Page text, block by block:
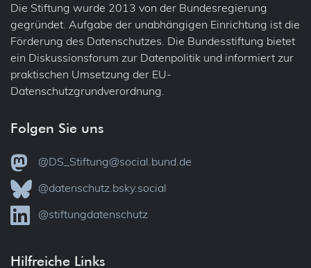
Die Stiftung wurde 2013 von der Bundesregierung
gegründet. Aufgabe der unabhängigen Einrichtung ist die
Förderung des Datenschutzes. Die Bundesstiftung bietet
ein Diskussionsforum zur Datenpolitik und informiert zur
praktischen Umsetzung der EU-
Datenschutzgrundverordnung.
Folgen Sie uns
@DS_Stiftung@social.bund.de
@datenschutz.bsky.social
@stiftungdatenschutz
Hilfreiche Links